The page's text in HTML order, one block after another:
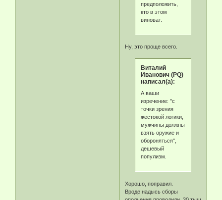
предположить,
кто в этом
виноват.
Ну, это проще всего.
Виталий
Иванович (PQ)
написал(а):
А ваши
изречение: "с
точки зрения
жестокой логики,
мужчины должны
взять оружие и
обороняться",
дешевый
популизм.
Хорошо, поправил.
Вроде надысь сборы